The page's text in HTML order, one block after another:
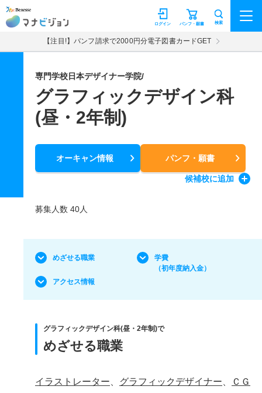
マナビジョン パンフ・願書
ログイン 検索
【注目!】パンフ請求で2000円分電子図書カードGET
専門学校日本デザイナー学院/
グラフィックデザイン科
(昼・2年制)
オーキャン情報 パンフ・願書
候補校に追加
募集人数 40人
めざせる職業
学費
（初年度納入金）
アクセス情報
グラフィックデザイン科(昼・2年制)で
めざせる職業
イラストレーター グラフィックデザイナー
ＣＧ